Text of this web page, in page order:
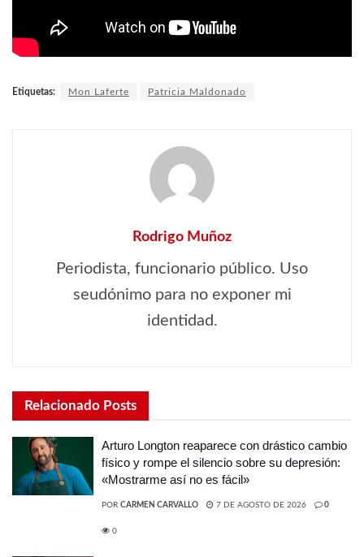
Etiquetas: Mon Laferte Patricia Maldonado
Rodrigo Muñoz
Periodista, funcionario público. Uso
seudónimo para no exponer mi
identidad.
Relacionado Posts
Arturo Longton reaparece con drástico cambio
físico y rompe el silencio sobre su depresión:
«Mostrarme así no es fácil»
POR CARMEN CARVALLO 7 DE AGOSTO DE 2026 0
0